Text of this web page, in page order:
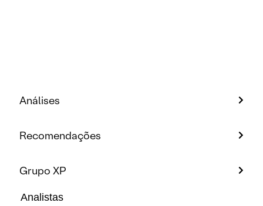
Análises
Recomendações
Grupo XP
Analistas